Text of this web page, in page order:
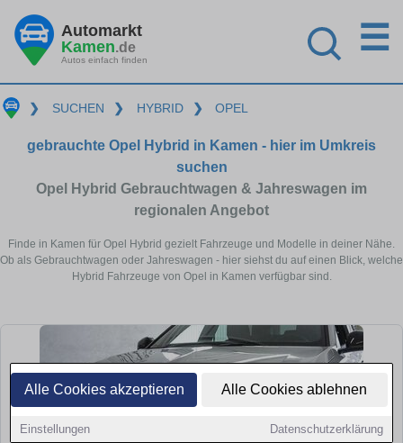
Alle Cookies akzeptieren Alle Cookies ablehnen
Einstellungen Datenschutzerklärung
Automarkt
Kamen.de
Autos einfach finden
☰
❯ SUCHEN ❯ HYBRID ❯ OPEL
gebrauchte Opel Hybrid in Kamen - hier im Umkreis
suchen
Opel Hybrid Gebrauchtwagen & Jahreswagen im
regionalen Angebot
Finde in Kamen für Opel Hybrid gezielt Fahrzeuge und Modelle in deiner Nähe.
Ob als Gebrauchtwagen oder Jahreswagen - hier siehst du auf einen Blick, welche
Hybrid Fahrzeuge von Opel in Kamen verfügbar sind.